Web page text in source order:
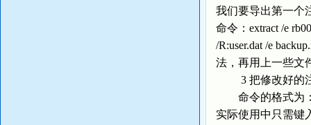
我们要导出第一个
命令：extract /e
/R:user.dat /e
法，再用上一些文
3 把修改好的注
命令的格式为：
实际使用中只需